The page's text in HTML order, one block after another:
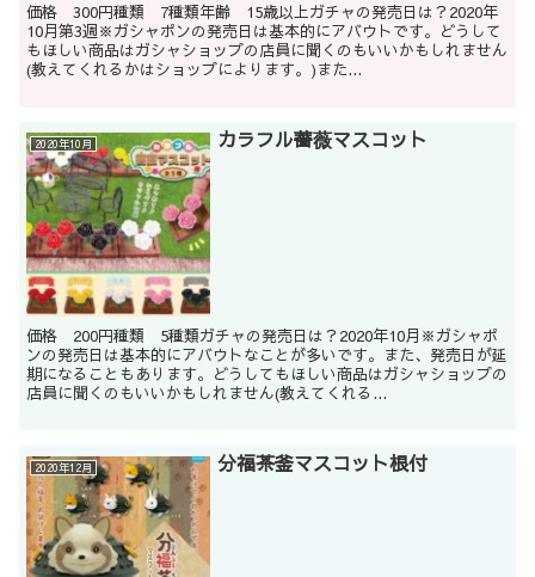
価格 300円種類 7種類年齢 15歳以上ガチャの発売日は？2020年
10月第3週※ガシャポンの発売日は基本的にアバウトです。どうして
もほしい商品はガシャショップの店員に聞くのもいいかもしれません
(教えてくれるかはショップによります。)また...
2020年10月 カラフル薔薇マスコット
価格 200円種類 5種類ガチャの発売日は？2020年10月※ガシャポ
ンの発売日は基本的にアバウトなことが多いです。また、発売日が延
期になることもあります。どうしてもほしい商品はガシャショップの
店員に聞くのもいいかもしれません(教えてくれる...
2020年12月 分福茶釜マスコット根付